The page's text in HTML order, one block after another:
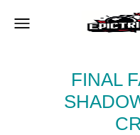
FINAL